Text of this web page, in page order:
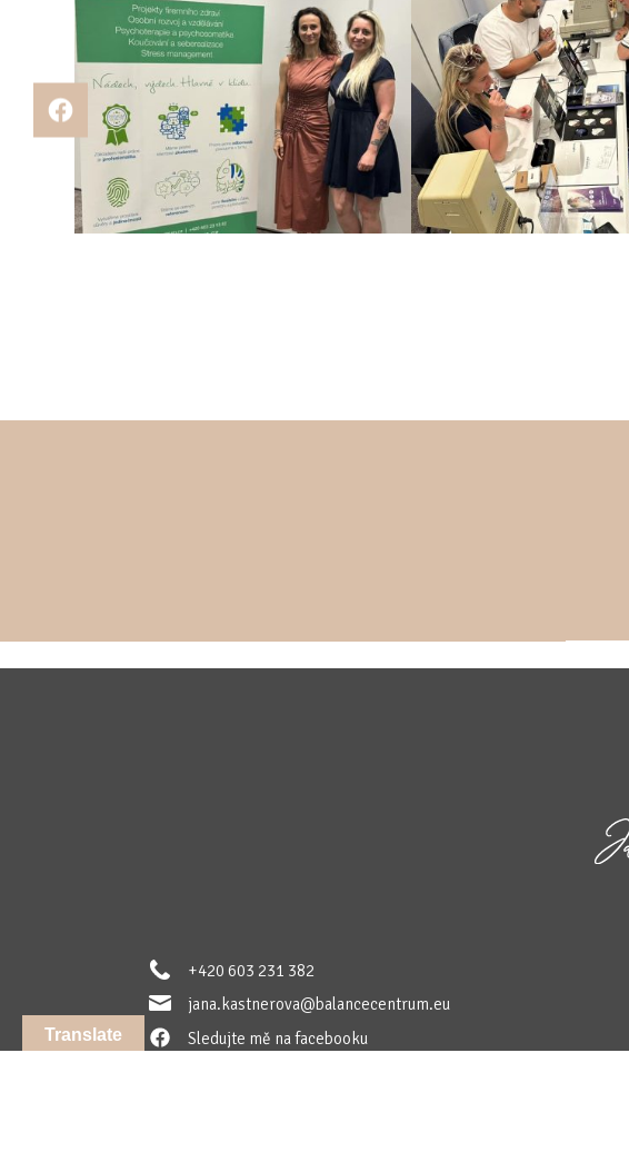
+420 603 231 382
jana.kastnerova@balancecentrum.eu
Sledujte mě na facebooku
Translate